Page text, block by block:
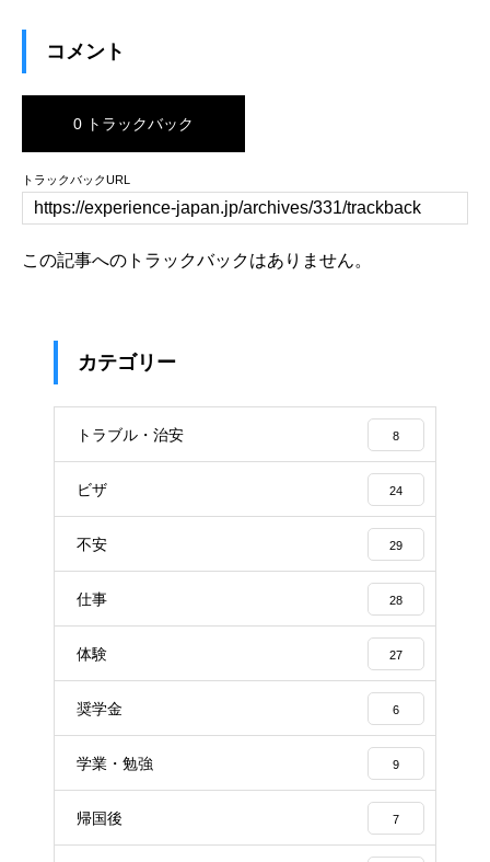
コメント
0 トラックバック
トラックバックURL
この記事へのトラックバックはありません。
カテゴリー
トラブル・治安 8
ビザ 24
不安 29
仕事 28
体験 27
奨学金 6
学業・勉強 9
帰国後 7